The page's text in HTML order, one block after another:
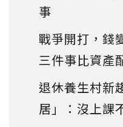
事
戰爭開打，錢
三件事比資產
退休養生村新
居」：沒上課